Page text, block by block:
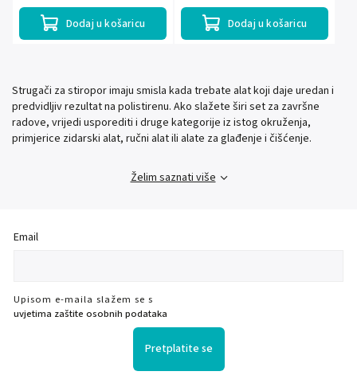
Dodaj u košaricu Dodaj u košaricu
Strugači za stiropor imaju smisla kada trebate alat koji daje uredan i
predvidljiv rezultat na polistirenu. Ako slažete širi set za završne
radove, vrijedi usporediti i druge kategorije iz istog okruženja,
primjerice zidarski alat, ručni alat ili alate za glađenje i čišćenje.
Želim saznati više
Email
Upisom e-maila slažem se s
uvjetima zaštite osobnih podataka
Pretplatite se